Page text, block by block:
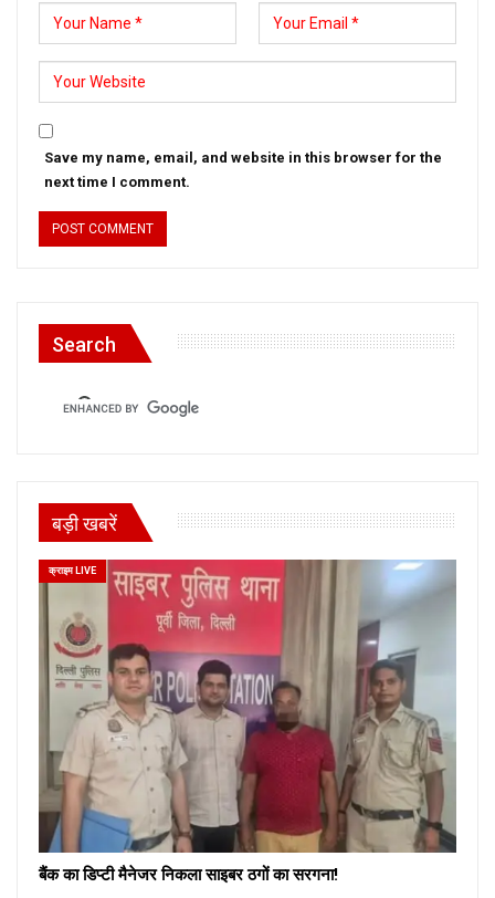
Save my name, email, and website in this browser for the
next time I comment.
Search
बड़ी खबरें
क्राइम LIVE
बैंक का डिप्टी मैनेजर निकला साइबर ठगों का सरगना!